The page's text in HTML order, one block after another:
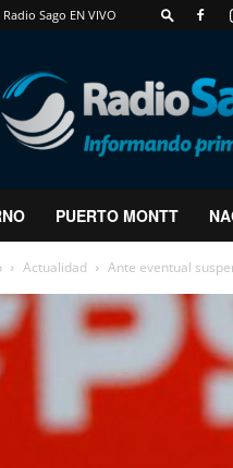
Radio Sago EN VIVO
RadioSago
PUERTO MONTT
Actualidad Ante eventual